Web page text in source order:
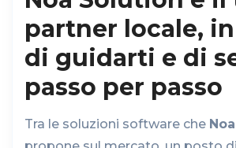
partner locale,
di guidarti e di
passo per passo
Tra le soluzioni software che